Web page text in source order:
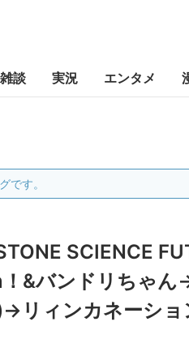
雑談 実況 エンタメ
です。
SCIENCE
&バンドリちゃ
リィンカネーシ